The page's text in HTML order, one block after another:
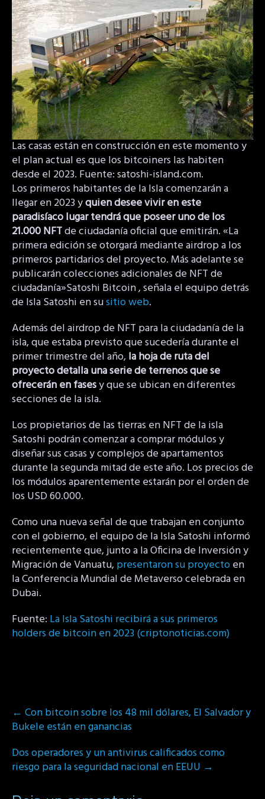
Las casas están en construcción en este momento y
el plan actual es que los bitcoiners las habiten
desde el 2023. Fuente: satoshi-island.com.
Los primeros habitantes de la Isla comenzarán a
llegar en 2023 yquien desee vivir en este
paradisíaco lugar tendrá que poseer uno de los
21.000 NFTde ciudadanía oficial que emitirán. «La
primera edición se otorgará mediante airdrop a los
primeros partidarios del proyecto. Más adelante se
publicarán colecciones adicionales de NFT de
ciudadanía»Satoshi Bitcoin , señala el equipo detrás
de Isla Satoshi en susitio web.
Además del airdrop de NFT para la ciudadanía de la
isla, que estaba previsto que sucedería durante el
primer trimestre del año,la hoja de ruta del
proyecto detalla una serie de terrenos que se
ofrecerán en fasesy que se ubican en diferentes
secciones de la isla.
Los propietarios de las tierras en NFT de la isla
Satoshi podrán comenzar a comprar módulos y
diseñar sus casas y complejos de apartamentos
durante la segunda mitad de este año. Los precios de
los módulos aparentemente estarán por el orden de
los USD 60.000.
Como una nueva señal de que trabajan en conjunto
con el gobierno, el equipo de la Isla Satoshi informó
recientemente que, junto a la Oficina de Inversión y
Migración de Vanuatu,presentaron su proyectoen
la Conferencia Mundial de Metaverso celebrada en
Dubai.
Fuente: La Isla Satoshi recibirá a sus primeros
holders de bitcoin en 2023 (criptonoticias.com)
Post
navigation
← Con bitcoin sobre los 48 mil dólares, El Salvador y
Bukele están en ganancias
Dos operadores y un antivirus calificados como
riesgo para la seguridad nacional en EEUU →